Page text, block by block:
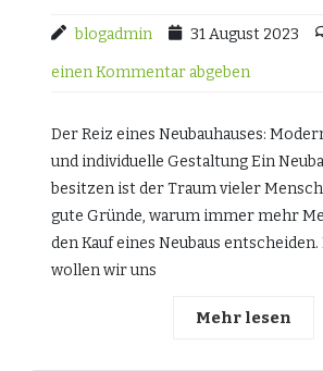
blogadmin 31 August 2023
einen Kommentar abgeben
Der Reiz eines Neubauhauses:
und individuelle Gestaltung Ein
besitzen ist der Traum vieler
gute Gründe, warum immer mehr
den Kauf eines Neubaus
wollen wir uns
Mehr lesen